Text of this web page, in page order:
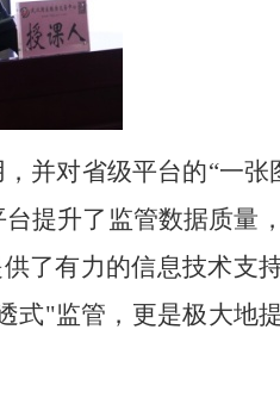
并对省级平台的“一张
提升了监管数据质量
了有力的信息技术支
式"监管，更是极大地